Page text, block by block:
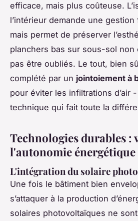
efficace, mais plus coûteuse.
l’intérieur demande une gestion
mais permet de préserver
planchers bas sur sous-sol
pas être oubliés. Le tout, bien
complété par un jointoiement à
pour éviter les infiltrations d’air
technique qui fait toute la
Technologies durables :
l'autonomie énergétique
L'intégration du solaire
Une fois le bâtiment bien
s’attaquer à la production
solaires photovoltaïques ne